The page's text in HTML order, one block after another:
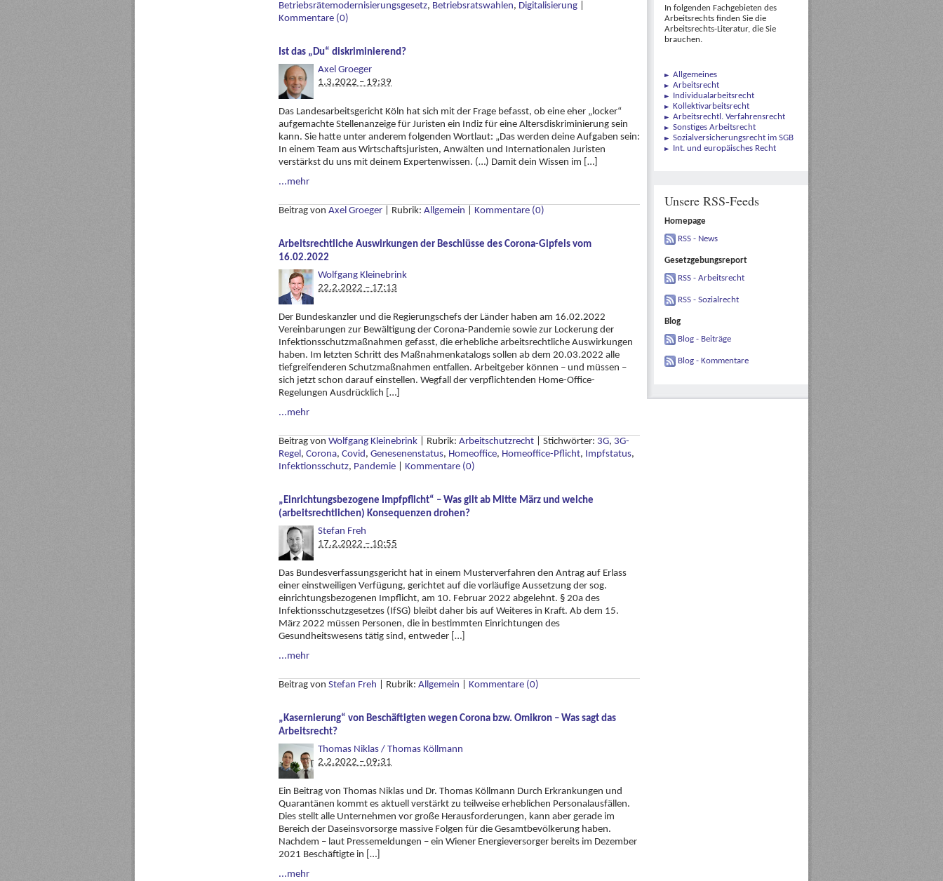
Betriebsrätemodernisierungsgesetz, Betriebsratswahlen, Digitalisierung
Kommentare (0)
Ist das „Du“ diskriminierend?
Axel Groeger
1.3.2022 – 19:39
Das Landesarbeitsgericht Köln hat sich mit der Frage befasst, ob eine eher „locker“
aufgemachte Stellenanzeige für Juristen ein Indiz für eine Altersdiskriminierung sein
kann. Sie hatte unter anderem folgenden Wortlaut: „Das werden deine Aufgaben sein:
In einem Team aus Wirtschaftsjuristen, Anwälten und Internationalen Juristen
verstärkst du uns mit deinem Expertenwissen. (…) Damit dein Wissen im […]
...mehr
Beitrag von Axel Groeger Rubrik: Allgemein Kommentare (0)
Arbeitsrechtliche Auswirkungen der Beschlüsse des Corona-Gipfels vom
16.02.2022
Wolfgang Kleinebrink
22.2.2022 – 17:13
Der Bundeskanzler und die Regierungschefs der Länder haben am 16.02.2022
Vereinbarungen zur Bewältigung der Corona-Pandemie sowie zur Lockerung der
Infektionsschutzmaßnahmen gefasst, die erhebliche arbeitsrechtliche Auswirkungen
haben. Im letzten Schritt des Maßnahmenkatalogs sollen ab dem 20.03.2022 alle
tiefgreifenderen Schutzmaßnahmen entfallen. Arbeitgeber können – und müssen –
sich jetzt schon darauf einstellen. Wegfall der verpflichtenden Home-Office-
Regelungen Ausdrücklich […]
...mehr
Beitrag von Wolfgang Kleinebrink Rubrik: Arbeitschutzrecht Stichwörter: 3G, 3G-
Regel, Corona, Covid, Genesenenstatus, Homeoffice, Homeoffice-Pflicht, Impfstatus,
Infektionsschutz, Pandemie Kommentare (0)
„Einrichtungsbezogene Impfpflicht“ – Was gilt ab Mitte März und welche
(arbeitsrechtlichen) Konsequenzen drohen?
Stefan Freh
17.2.2022 – 10:55
Das Bundesverfassungsgericht hat in einem Musterverfahren den Antrag auf Erlass
einer einstweiligen Verfügung, gerichtet auf die vorläufige Aussetzung der sog.
einrichtungsbezogenen Impflicht, am 10. Februar 2022 abgelehnt. § 20a des
Infektionsschutzgesetzes (IfSG) bleibt daher bis auf Weiteres in Kraft. Ab dem 15.
März 2022 müssen Personen, die in bestimmten Einrichtungen des
Gesundheitswesens tätig sind, entweder […]
...mehr
Beitrag von Stefan Freh Rubrik: Allgemein Kommentare (0)
„Kasernierung“ von Beschäftigten wegen Corona bzw. Omikron – Was sagt das
Arbeitsrecht?
Thomas Niklas / Thomas Köllmann
2.2.2022 – 09:31
Ein Beitrag von Thomas Niklas und Dr. Thomas Köllmann Durch Erkrankungen und
Quarantänen kommt es aktuell verstärkt zu teilweise erheblichen Personalausfällen.
Dies stellt alle Unternehmen vor große Herausforderungen, kann aber gerade im
Bereich der Daseinsvorsorge massive Folgen für die Gesamtbevölkerung haben.
Nachdem – laut Pressemeldungen – ein Wiener Energieversorger bereits im Dezember
2021 Beschäftigte in […]
...mehr
In folgenden Fachgebieten des
Arbeitsrechts finden Sie die
Arbeitsrechts-Literatur, die Sie
brauchen.
Allgemeines
Arbeitsrecht
Individualarbeitsrecht
Kollektivarbeitsrecht
Arbeitsrechtl. Verfahrensrecht
Sonstiges Arbeitsrecht
Sozialversicherungsrecht im SGB
Int. und europäisches Recht
Unsere RSS-Feeds
Homepage
RSS - News
Gesetzgebungsreport
RSS - Arbeitsrecht
RSS - Sozialrecht
Blog
Blog - Beiträge
Blog - Kommentare